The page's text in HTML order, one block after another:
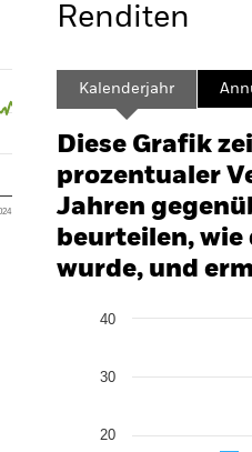
Range: 2015-01-01 00:00:00 to
Range: -160 to 320.
Renditen
Kalenderjahr
Diese Grafik
prozentualer
Jahren
beurteilen,
wurde, und
Bar chart with 2 data
20
30
40